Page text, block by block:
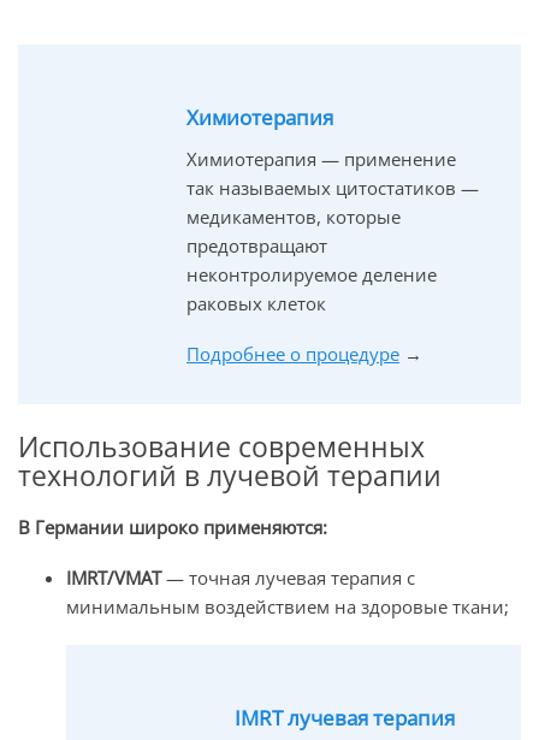
Химиотерапия
Химиотерапия — применение
так называемых цитостатиков —
медикаментов, которые
предотвращают
неконтролируемое деление
раковых клеток
Подробнее о процедуре →
Использование современных
технологий в лучевой терапии
В Германии широко применяются:
IMRT/VMAT— точная лучевая терапия с
минимальным воздействием на здоровые ткани;
IMRT лучевая терапия